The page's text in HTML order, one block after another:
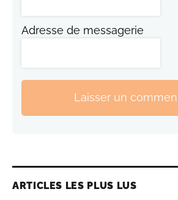
Adresse de messagerie
Laisser un
ARTICLES LES PLUS LUS